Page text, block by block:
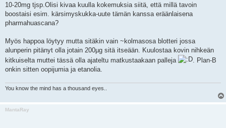
10-20mg tjsp.Olisi kivaa kuulla kokemuksia siitä, että millä tavoin
boostaisi esim. kärsimyskukka-uute tämän kanssa eräänlaisena
pharmahuascana?
Myös happoa löytyy mutta sitäkin vain ~kolmasosa blotteri jossa
alunperin pitänyt olla jotain 200µg sitä itseään. Kuulostaa kovin nihkeän
kitkuiselta muttei tässä olla ajateltu matkustaakaan palleja
. Plan-B
onkin sitten oopijumia ja etanolia.
You know the mind has a thousand eyes..
MantaRay